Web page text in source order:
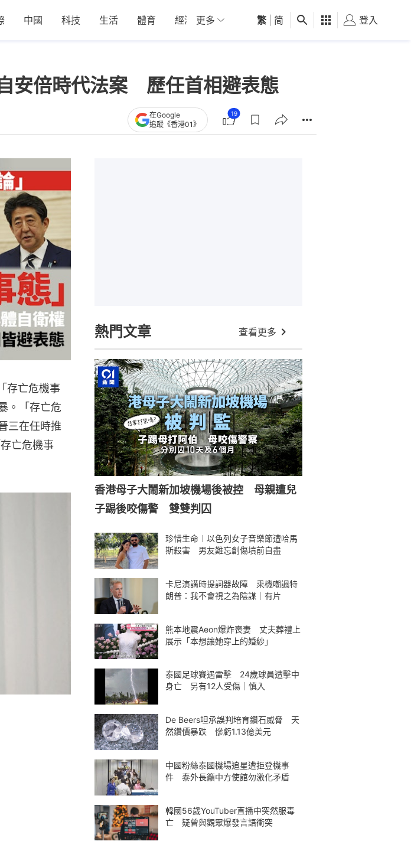
中國 科技 生活 體育 經濟 01深圳 觀點 健康 好食玩飛
更多 繁 简 登入
安倍時代法案 歷任首相避表態
在Google
追蹤《香港01》
19
存亡危機事
。「存亡危
三在任時推
亡危機事
熱門文章 查看更多
香港母子大鬧新加坡機場後被控 母親遭兒
子踢後咬傷警 雙雙判囚
珍惜生命︱以色列女子音樂節遭哈馬
斯殺害 男友難忘創傷墳前自盡
卡尼演講時提詞器故障 乘機嘲諷特
朗普：我不會視之為陰謀｜有片
熊本地震Aeon爆炸喪妻 丈夫葬禮上
展示「本想讓她穿上的婚紗」
泰國足球賽遇雷擊 24歲球員遭擊中
身亡 另有12人受傷｜慎入
De Beers坦承誤判培育鑽石威脅 天
然鑽價暴跌 慘虧1.13億美元
中國粉絲泰國機場追星遭拒登機事
件 泰外長籲中方使館勿激化矛盾
韓國56歲YouTuber直播中突然服毒
亡 疑曾與觀眾爆發言語衝突